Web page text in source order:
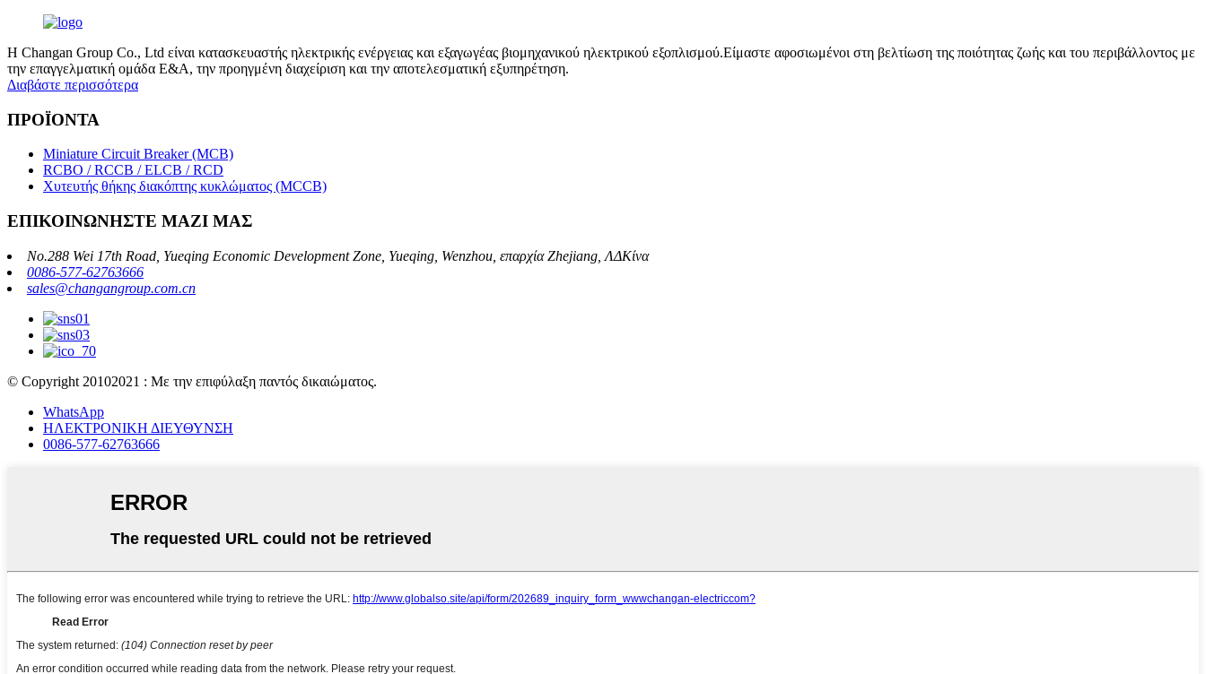
Η Changan Group Co., Ltd είναι κατασκευαστής ηλεκτρικής ενέργειας και εξαγωγέας βιομηχανικού ηλεκτρικού εξοπλισμού.Είμαστε αφοσιωμένοι στη βελτίωση της ποιότητας ζωής και του περιβάλλοντος με
την επαγγελματική ομάδα Ε&Α, την προηγμένη διαχείριση και την αποτελεσματική εξυπηρέτηση.
Διαβάστε περισσότερα
ΠΡΟΪΟΝΤΑ
Miniature Circuit Breaker (MCB)
RCBO / RCCB / ELCB / RCD
Χυτευτής θήκης διακόπτης κυκλώματος (MCCB)
ΕΠΙΚΟΙΝΩΝΗΣΤΕ ΜΑΖΙ ΜΑΣ
No.288 Wei 17th Road, Yueqing Economic Development Zone, Yueqing, Wenzhou, επαρχία Zhejiang, ΛΔΚίνα
0086-577-62763666
sales@changangroup.com.cn
© Copyright 20102021 : Με την επιφύλαξη παντός δικαιώματος.
WhatsApp
ΗΛΕΚΤΡΟΝΙΚΗ ΔΙΕΥΘΥΝΣΗ
0086-577-62763666